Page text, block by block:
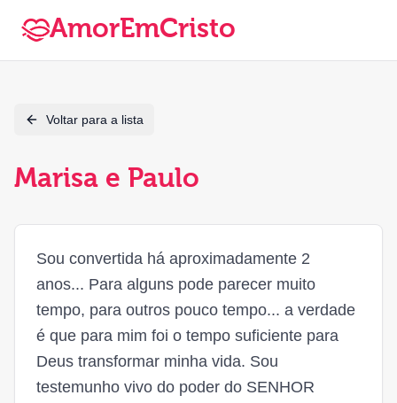
AmorEmCristo
Voltar para a lista
Marisa e Paulo
Sou convertida há aproximadamente 2
anos... Para alguns pode parecer muito
tempo, para outros pouco tempo... a verdade
é que para mim foi o tempo suficiente para
Deus transformar minha vida. Sou
testemunho vivo do poder do SENHOR